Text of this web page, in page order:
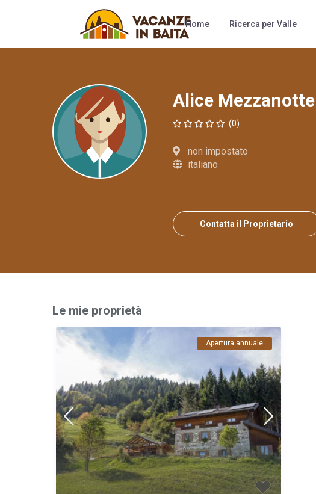
Home Ricerca per Valle
Camere Altitudine
Alice Mezzanotte
(0)
non impostato
italiano
Contatta il Proprietario
Le mie proprietà
Apertura annuale